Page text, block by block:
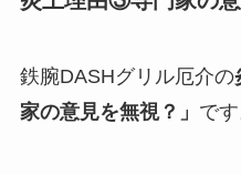
鉄腕DASHグリル厄介の
家の意見を無視？」 です